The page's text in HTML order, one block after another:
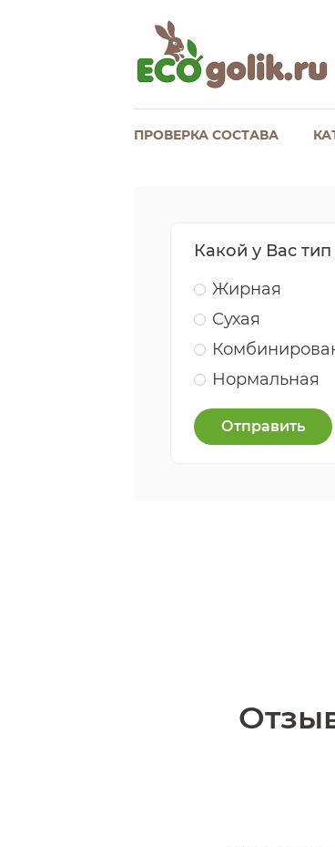
ПРОВЕРКА СОСТАВА
Какой у Вас
Жирная
Сухая
Нормальная
Отправить